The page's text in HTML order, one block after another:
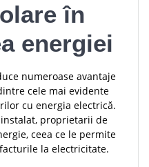
în
energiei
numeroase avantaje
cele mai evidente
cu energia electrică.
proprietarii de
ceea ce le permite
la electricitate.